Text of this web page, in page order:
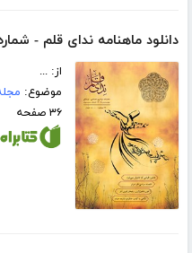
دانلود ماهنامه ندای قلم - شماره
از: ...
موضوع:
۳۶ صفحه